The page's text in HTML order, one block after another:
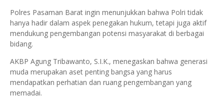
Polres Pasaman Barat ingin menunjukkan bahwa Polri tidak
hanya hadir dalam aspek penegakan hukum, tetapi juga aktif
mendukung pengembangan potensi masyarakat di berbagai
bidang.
AKBP Agung Tribawanto, S.I.K., menegaskan bahwa generasi
muda merupakan aset penting bangsa yang harus
mendapatkan perhatian dan ruang pengembangan yang
memadai.